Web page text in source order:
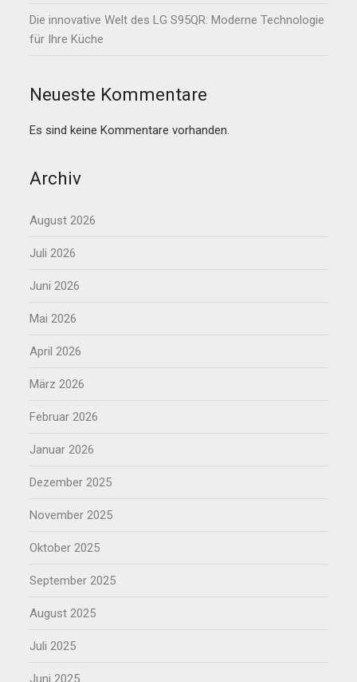
Die innovative Welt des LG S95QR: Moderne Technologie
für Ihre Küche
Neueste Kommentare
Es sind keine Kommentare vorhanden.
Archiv
August 2026
Juli 2026
Juni 2026
Mai 2026
April 2026
März 2026
Februar 2026
Januar 2026
Dezember 2025
November 2025
Oktober 2025
September 2025
August 2025
Juli 2025
Juni 2025